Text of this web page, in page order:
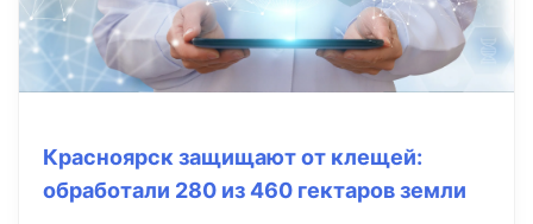
Красноярск защищают от клещей:
обработали 280 из 460 гектаров земли